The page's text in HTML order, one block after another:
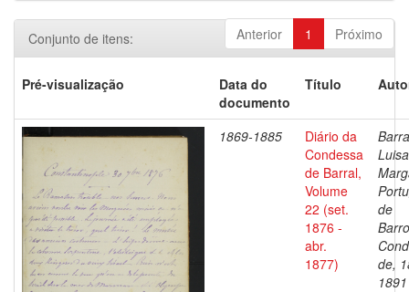
Anterior 1 Próximo
Conjunto de itens:
Pré-visualização
Data do
documento
Título
1869-1885
Diário da
Condessa
de Barral,
Volume
22 (set.
1876 -
abr.
1877)
Luisa
de
de,
1891